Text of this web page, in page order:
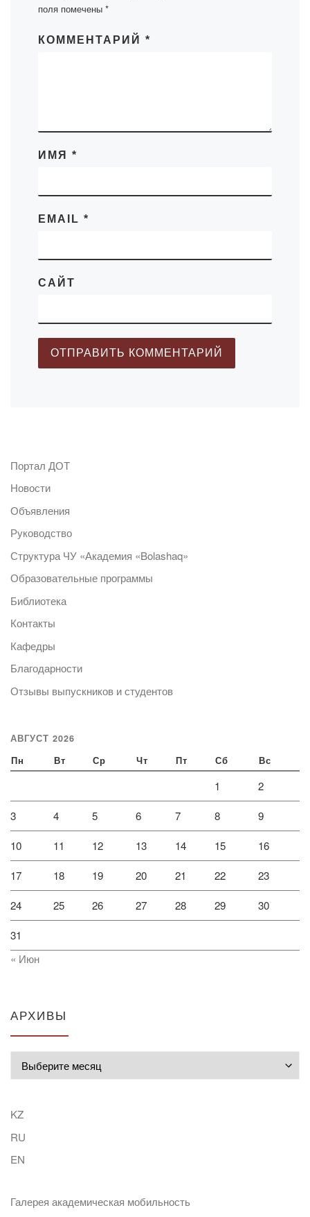
поля помечены *
КОММЕНТАРИЙ *
ИМЯ *
EMAIL *
САЙТ
Портал ДОТ
Новости
Объявления
Руководство
Структура ЧУ «Академия «Bolashaq»
Образовательные программы
Библиотека
Контакты
Кафедры
Благодарности
Отзывы выпускников и студентов
АВГУСТ 2026
Пн Вт Ср Чт Пт Сб Вс
1 2
3 4 5 6 7 8 9
10 11 12 13 14 15 16
17 18 19 20 21 22 23
24 25 26 27 28 29 30
31
« Июн
АРХИВЫ
KZ
RU
EN
Галерея академическая мобильность